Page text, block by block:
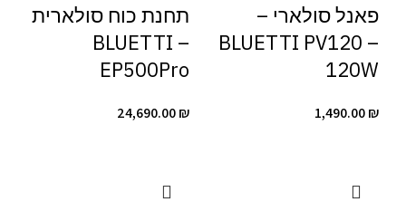
פאנל סולארי –
BLUETTI PV120 –
120W
1,490.00₪
תחנת כוח סולארית
– BLUETTI
EP500Pro
24,690.00₪